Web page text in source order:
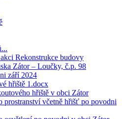
Rekonstrukce budovy
Zátor – Loučky, č.p. 98
září 2024
hřiště 1.docx
hřiště v obci Zátor
prostranství včetně hřišť po povodni